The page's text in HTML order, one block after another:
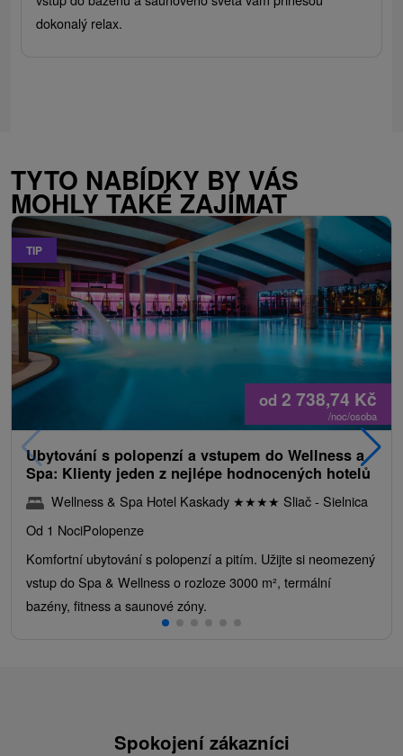
dokonalý relax.
TYTO NABÍDKY BY VÁS
MOHLY TAKÉ ZAJÍMAT
TIP
od 2 738,74 Kč
/noc/osoba
Ubytování s polopenzí a vstupem do Wellness a
Spa: Klienty jeden z nejlépe hodnocených hotelů
Wellness & Spa Hotel Kaskady ★★★★ Sliač - Sielnica
Od 1 NociPolopenze
Komfortní ubytování s polopenzí a pitím. Užijte si neomezený
vstup do Spa & Wellness o rozloze 3000 m², termální
bazény, fitness a saunové zóny.
Spokojení zákazníci